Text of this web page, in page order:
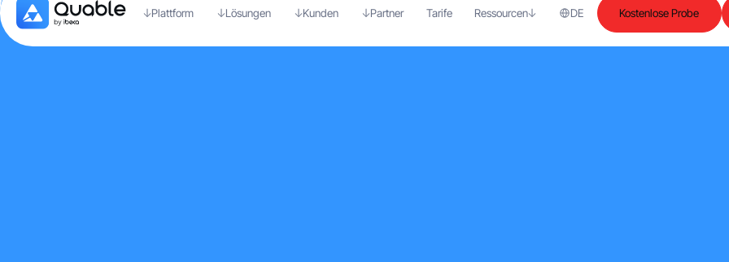
Plattform Lösungen Kunden Partner Tarife Ressourcen DE Kostenlose Probe